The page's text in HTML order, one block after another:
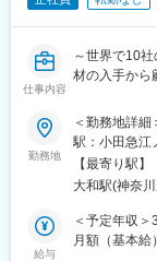
もチャレンジ
・過去もの
方
・マネジメ
て活躍したい
・エンジニア
思いご入社さ
仕事内容
～世界で10
材の入手から
■業務概要：
モーターの基
材料開発と
電動化の潮
込まれており
ていきます。
勤務地
＜勤務地詳
駅：小田急江
煙（2か所喫
【最寄り駅】
大和駅(神奈
給与
＜予定年収
月額（基本